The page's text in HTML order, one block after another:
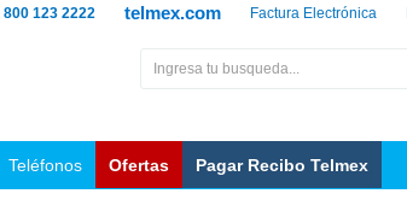
Factura Electrónica
telmex.com
800 123 2222
Teléfonos Ofertas Pagar Recibo Telmex